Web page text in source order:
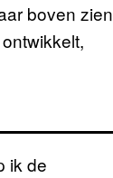
boven zien
ik de